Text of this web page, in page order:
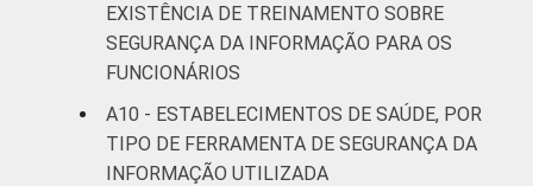
EXISTÊNCIA DE TREINAMENTO SOBRE
SEGURANÇA DA INFORMAÇÃO PARA OS
FUNCIONÁRIOS
A10 - ESTABELECIMENTOS DE SAÚDE, POR
TIPO DE FERRAMENTA DE SEGURANÇA DA
INFORMAÇÃO UTILIZADA